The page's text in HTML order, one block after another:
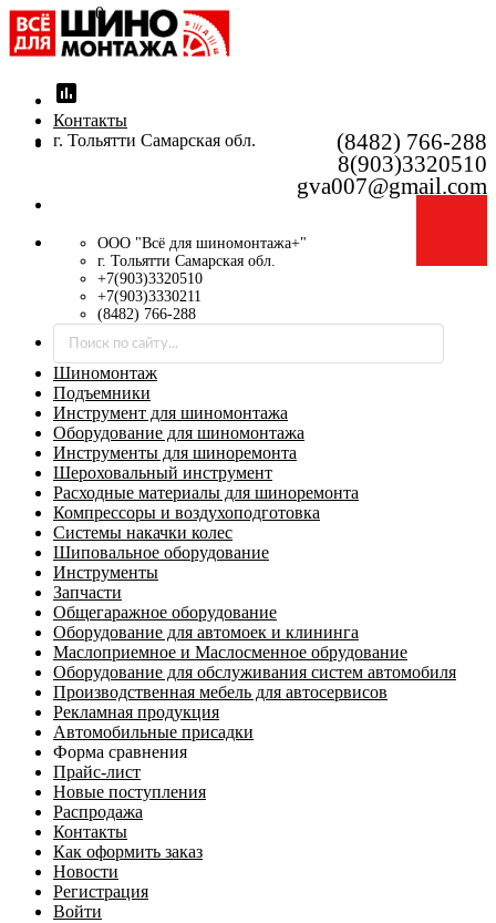
insert_chart
0
Контакты
г. Тольятти Самарская обл.
(8482) 766-288
8(903)3320510
gva007@gmail.com
ООО "Всё для шиномонтажа+"
г. Тольятти Самарская обл.
+7(903)3320510
+7(903)3330211
(8482) 766-288
Шиномонтаж
Подъемники
Инструмент для шиномонтажа
Оборудование для шиномонтажа
Инструменты для шиноремонта
Шероховальный инструмент
Расходные материалы для шиноремонта
Компрессоры и воздухоподготовка
Системы накачки колес
Шиповальное оборудование
Инструменты
Запчасти
Общегаражное оборудование
Оборудование для автомоек и клининга
Маслоприемное и Маслосменное обрудование
Оборудование для обслуживания систем автомобиля
Производственная мебель для автосервисов
Рекламная продукция
Автомобильные присадки
Форма сравнения
Прайс-лист
Новые поступления
Распродажа
Контакты
Как оформить заказ
Новости
Регистрация
Войти